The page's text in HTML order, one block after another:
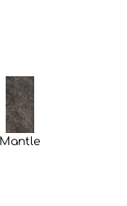
Mantle